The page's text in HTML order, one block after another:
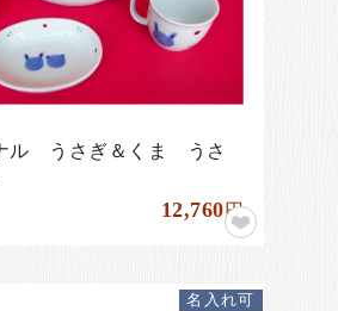
ル うさぎ＆くま うさ
12,760円
名入れ可